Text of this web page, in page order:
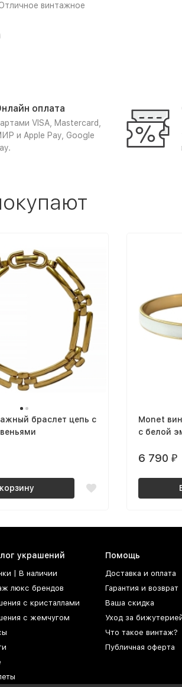
винтажное
оплата
VISA, Mastercard,
и Apple Pay, Google
браслет цепь с
Monet
с белой
6 790 ₽
украшений
| В наличии
люкс брендов
с кристаллами
с жемчугом
Помощь
Доставка и оплата
Гарантия и возврат
Ваша скидка
Уход за
Что такое винтаж?
Публичная оферта